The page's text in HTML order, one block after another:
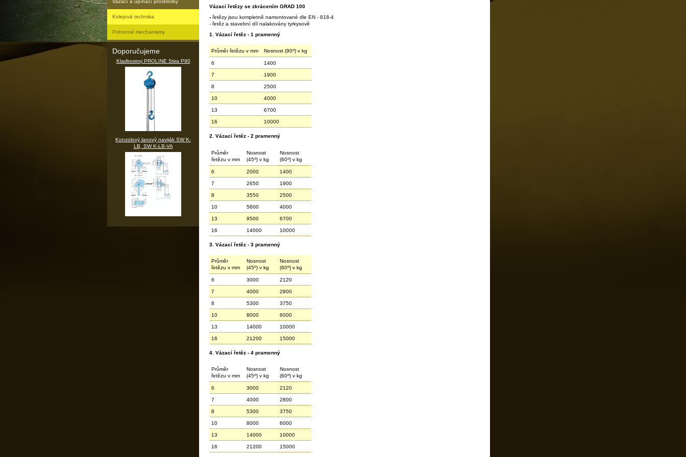
Vázací řetězy se zkrácením GRAD 100
- řetězy jsou kompletně namontované dle EN - 818-4
- řetěz a stavební díl nalakovány tyrkysově
1. Vázací řetěz - 1 pramenný
Průměr řetězu v mm Nosnost (90o) v kg
6 1400
7 1900
8 2500
10 4000
13 6700
16 10000
2. Vázací řetěz - 2 pramenný
Průměr
řetězu v mm
Nosnost
(45o) v kg
Nosnost
(60o) v kg
6 2000 1400
7 2650 1900
8 3550 2500
10 5600 4000
13 9500 6700
16 14000 10000
3. Vázací řetěz - 3 pramenný
Průměr
řetězu v mm
Nosnost
(45o) v kg
Nosnost
(60o) v kg
6 3000 2120
7 4000 2800
8 5300 3750
10 8000 6000
13 14000 10000
16 21200 15000
4. Vázací řetěz - 4 pramenný
Průměr
řetězu v mm
Nosnost
(45o) v kg
Nosnost
(60o) v kg
6 3000 2120
7 4000 2800
8 5300 3750
10 8000 6000
13 14000 10000
16 21200 15000
Vazací a upínací prostředky
Kolejová technika
Pohonné mechanismy
Doporučujeme
Kladkostroj PROLINE Stira P90
Konzolový lanový naviják SW K-
LB, SW K-LB-VA